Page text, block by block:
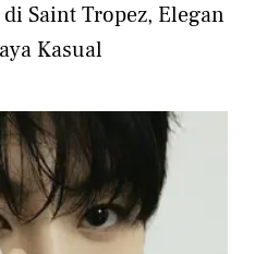
Saint Tropez, Elegan
Kasual